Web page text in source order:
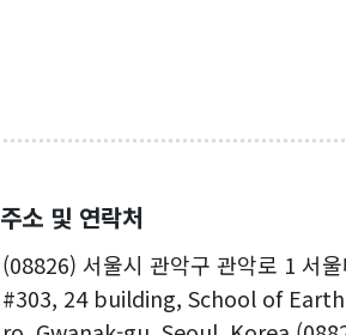
주소 및 연락처
(08826) 서울시 관악구 관악로 1 서
#303, 24 building, School of